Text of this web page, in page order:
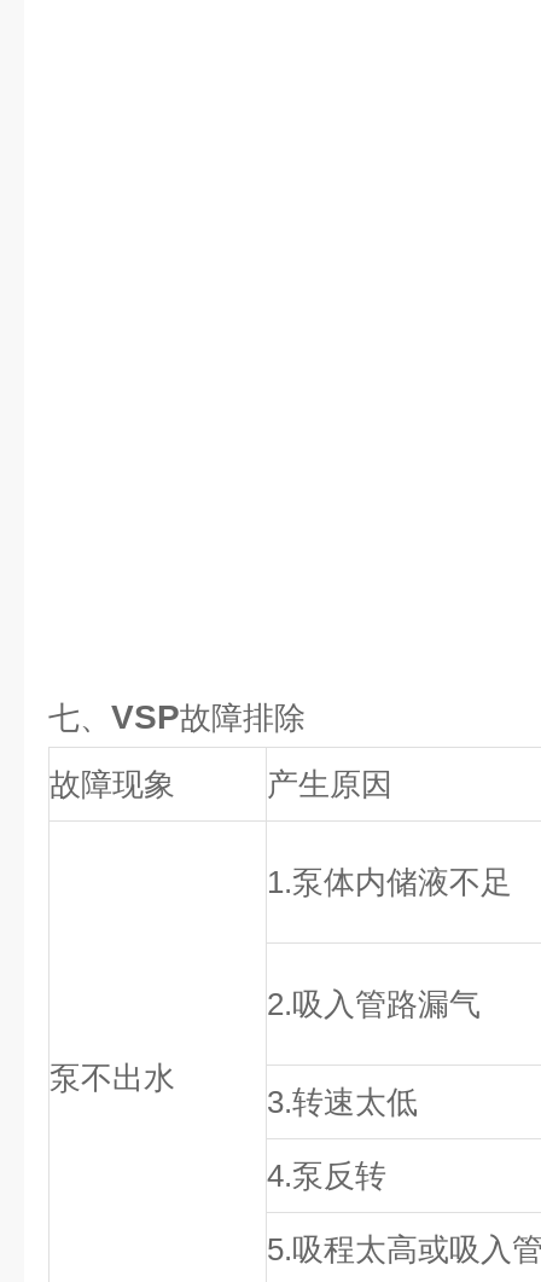
七、 VSP故障排除
故障现象
产生原因
泵不出水
1.泵体内储液不足
2.吸入管路漏气
3.转速太低
4.泵反转
5.吸程太高或吸入